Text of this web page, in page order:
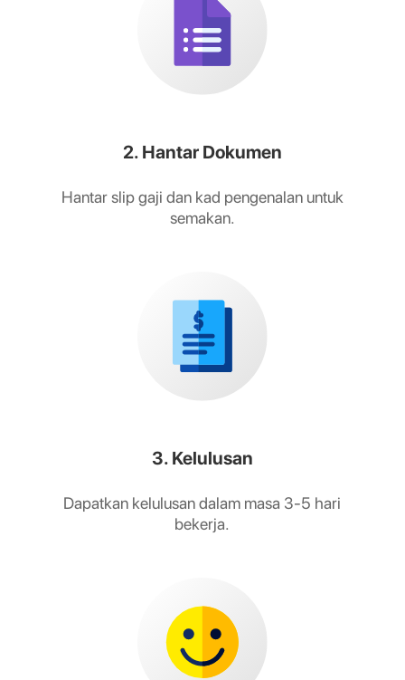
2. Hantar Dokumen
Hantar slip gaji dan kad pengenalan untuk
semakan.
3. Kelulusan
Dapatkan kelulusan dalam masa 3-5 hari
bekerja.